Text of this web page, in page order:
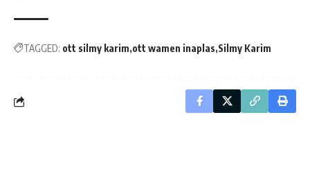
TAGGED: ott silmy karim ott wamen inaplas Silmy Karim